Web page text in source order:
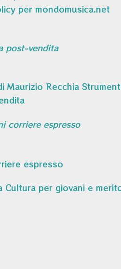
per mondomusica.net
post-vendita
corriere espresso